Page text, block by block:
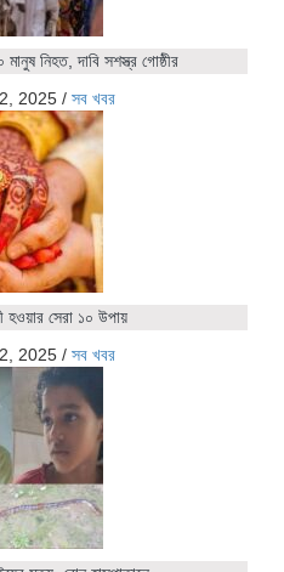
নিহত, দাবি সশস্ত্র গোষ্ঠীর
2025 / সব খবর
হওয়ার সেরা ১০ উপায়
2025 / সব খবর